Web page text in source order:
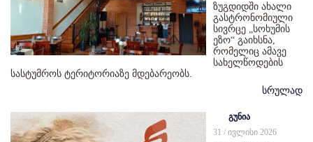
ზუგდიდში ახალი
გასტრონომიული
სივრცე „სოხუმის
ეზო“ გაიხსნა,
რომელიც ამავე
სახელწოდების
სასტუმროს ტერიტორიაზე მდებარეობს.
სრულად
გუნია
31 / ივლისი 2026